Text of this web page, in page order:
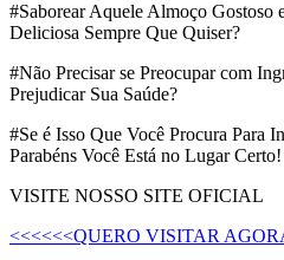
#Saborear Aquele Almoço Gostoso
Deliciosa Sempre Que Quiser?
#Não Precisar se Preocupar com
Prejudicar Sua Saúde?
#Se é Isso Que Você Procura Para
Parabéns Você Está no Lugar Certo!
VISITE NOSSO SITE OFICIAL
<<<<<<QUERO VISITAR